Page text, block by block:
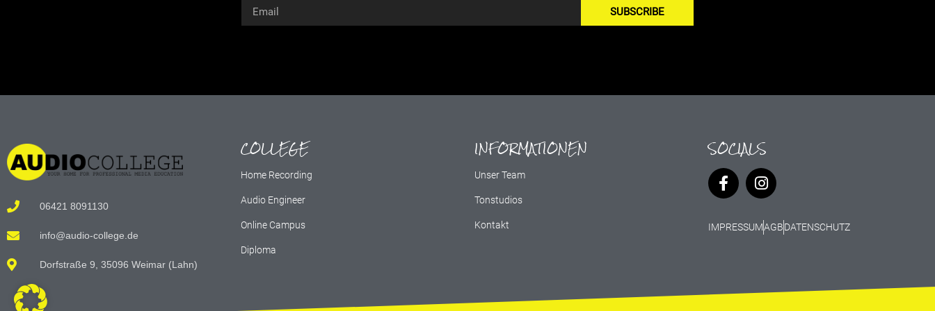
SUBSCRIBE
06421 8091130
info@audio-college.de
Dorfstraße 9, 35096 Weimar (Lahn)
COLLEGE
Home Recording
Audio Engineer
Online Campus
Diploma
INFORMATIONEN
Unser Team
Tonstudios
Kontakt
SOCIALS
IMPRESSUMAGBDATENSCHUTZ